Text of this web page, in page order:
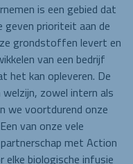
is een gebied dat
geven prioriteit aan de
grondstoffen levert en
van een bedrijf
het kan opleveren. De
zowel intern als
we voortdurend onze
van onze vele
met Action
elke biologische infusie